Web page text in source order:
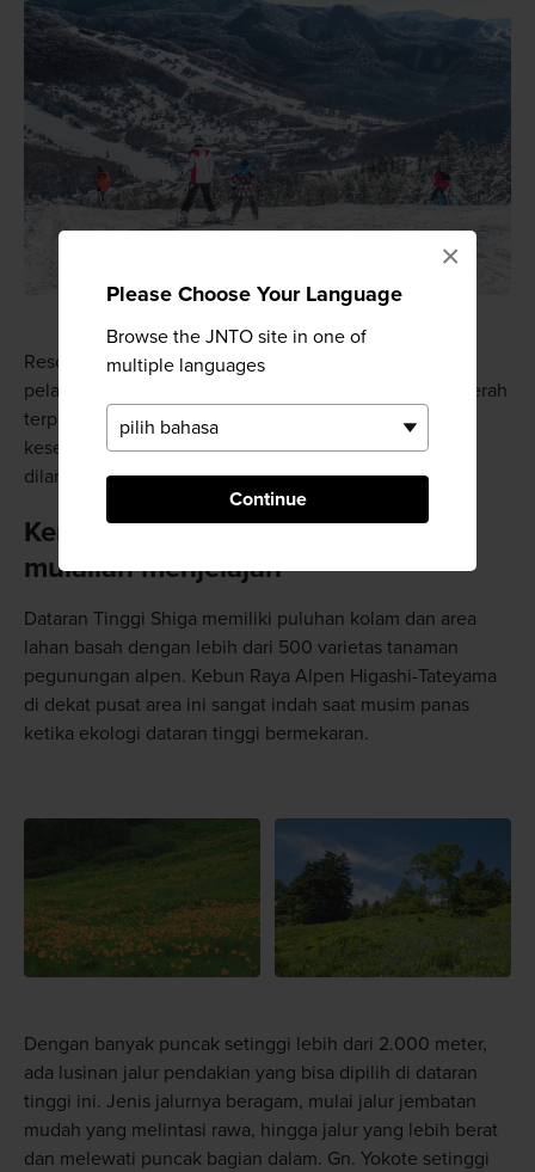
Please Choose Your Language
Browse the JNTO site in one of
multiple languages
Continue
×
Resor Ski Okushiga Kogen sangat populer di kalangan
pelancong internasional. Resor ini menawarkan tur daerah
terpencil dalam bahasa Inggris dan memberikan
kesempatan untuk bermain ski di luar area ski, yang
dilarang di banyak resor lain.
Kenakan sepatu bot Anda dan
mulailah menjelajah
Dataran Tinggi Shiga memiliki puluhan kolam dan area
lahan basah dengan lebih dari 500 varietas tanaman
pegunungan alpen. Kebun Raya Alpen Higashi-Tateyama
di dekat pusat area ini sangat indah saat musim panas
ketika ekologi dataran tinggi bermekaran.
Dengan banyak puncak setinggi lebih dari 2.000 meter,
ada lusinan jalur pendakian yang bisa dipilih di dataran
tinggi ini. Jenis jalurnya beragam, mulai jalur jembatan
mudah yang melintasi rawa, hingga jalur yang lebih berat
dan melewati puncak bagian dalam. Gn. Yokote setinggi